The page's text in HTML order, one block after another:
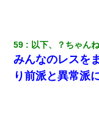
59 以下、？ちゃん
みんなのレスを
り前派と異常派